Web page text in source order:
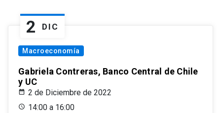
2 DIC
Macroeconomía
Gabriela Contreras, Banco Central de Chile
y UC
2 de Diciembre de 2022
14:00 a 16:00